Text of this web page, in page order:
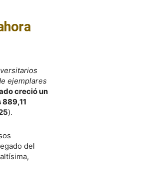
ejemplares
creció un
).
del